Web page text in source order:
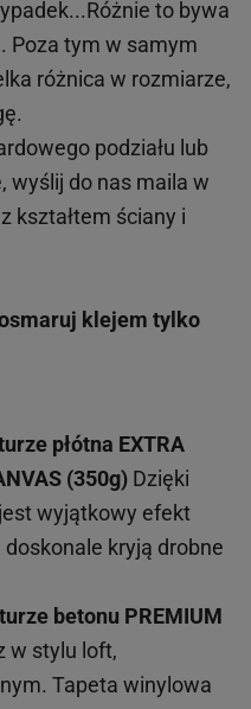
to bywa
Poza tym w samym
różnica w rozmiarze,
podziału lub
wyślij do nas maila w
kształtem ściany i
klejem tylko
płótna EXTRA
(350g) Dzięki
wyjątkowy efekt
kryją drobne
betonu PREMIUM
w stylu loft,
Tapeta winylowa